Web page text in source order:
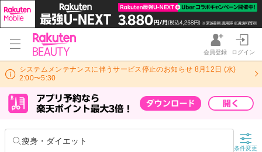
会員登録 ログイン
システムメンテナンスに伴うサービス停止のお知らせ 8月12日 (水)
2:00〜5:30
痩身・ダイエット
条件変更